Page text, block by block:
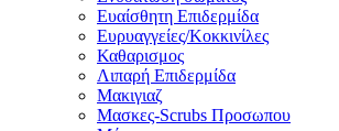
Ευαίσθητη Επιδερμίδα
Ευρυαγγείες/Κοκκινίλες
Καθαρισμος
Λιπαρή Επιδερμίδα
Μακιγιαζ
Μασκες-Scrubs Προσωπου